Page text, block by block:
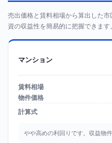
売出価格と賃料相場から算出した
資の収益性を簡易的に把握できます。
マンション
賃料相場
物件価格
計算式
やや高めの利回りです。収益物